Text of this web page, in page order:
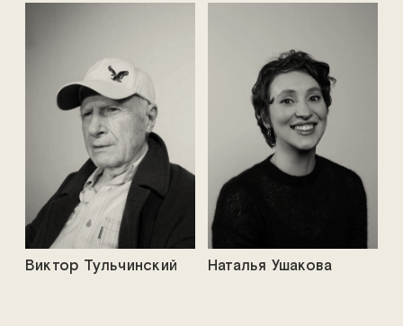
Виктор Тульчинский Наталья Ушакова